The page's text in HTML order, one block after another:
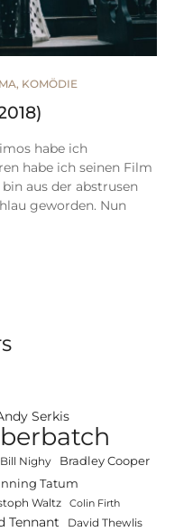
, KOMÖDIE
habe ich
habe ich seinen Film
bin aus der abstrusen
geworden. Nun
Serkis
Bill Nighy Bradley Cooper
Tatum
Waltz Colin Firth
Tennant David Thewlis